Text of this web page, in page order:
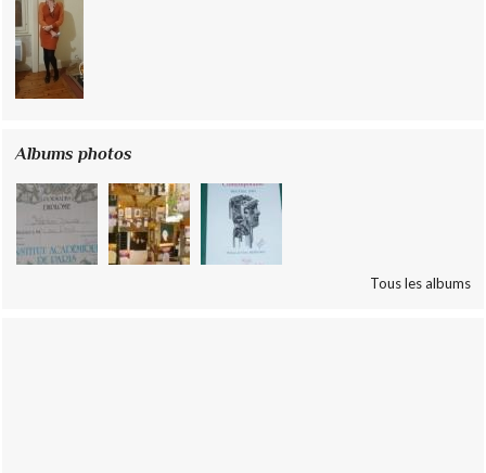
Albums photos
Tous les albums